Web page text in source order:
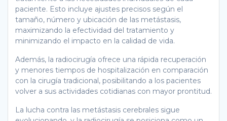
paciente. Esto incluye ajustes precisos según el
tamaño, número y ubicación de las metástasis,
maximizando la efectividad del tratamiento y
minimizando el impacto en la calidad de vida.
Además, la radiocirugía ofrece una rápida recuperación
y menores tiempos de hospitalización en comparación
con la cirugía tradicional, posibilitando a los pacientes
volver a sus actividades cotidianas con mayor prontitud.
La lucha contra las metástasis cerebrales sigue